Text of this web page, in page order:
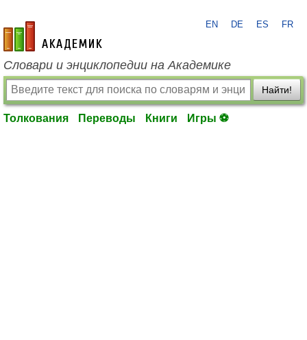
academic.ru
EN DE ES FR
Словари и энциклопедии на Академике
Найти!
Толкования Переводы Книги Игры ⚽